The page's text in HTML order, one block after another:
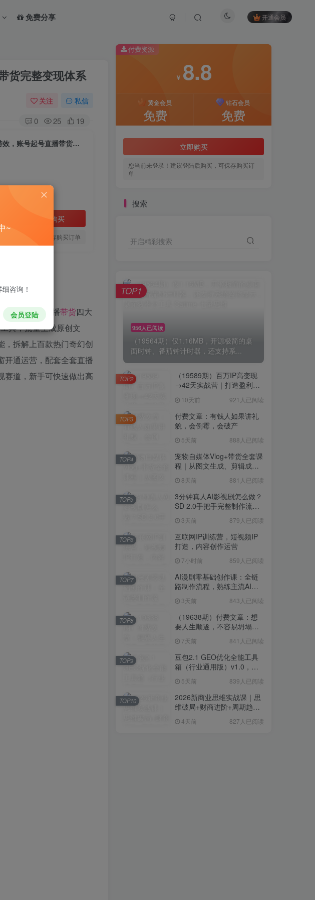
免费分享 开通会员
货完整变现体系
关注 私信
0 25 19
零基础AI短视频全能实战课：AI文案绘图特效，账号起号直播带货完整变现体系
立即购买
登陆后购买，可保存购买订单
账号运营、直播带货四大
具，批量生成原创文
，拆解上百款热门奇幻创
开通运营，配套全套直播
赛道，新手可快速做出高
付费资源
￥ 8.8
黄金会员
免费
钻石会员
免费
立即购买
您当前未登录！建议登陆后购买，可保存购买订
单
搜索
开启精彩搜索
956人已阅读
（19564期）仅1.16MB，开源极简的桌
面时钟、番茄钟计时器，还支持系...
TOP1
（19589期）百万IP高变现
→42天实战营｜打造盈利赚
域转化批量成交积累客户案
例
10天前 921人已阅读
TOP2
付费文章：有钱人如果讲礼
貌，会倒霉，会破产
5天前 888人已阅读
TOP3
宠物自媒体Vlog+带货全套课
程｜从图文生成、剪辑成片
8天前 881人已阅读
TOP4
3分钟真人AI影视剧怎么做？
SD 2.0手把手完整制作流程
无限生成
3天前 879人已阅读
TOP5
互联网IP训练营，短视频IP
打造，内容创作运营
7小时前 859人已阅读
TOP6
AI漫剧零基础创作课：全链
路制作流程，熟练主流AI工
3天前 843人已阅读
TOP7
（19638期）付费文章：想
要人生顺遂，不容易坍塌，
7天前 841人已阅读
TOP8
豆包2.1 GEO优化全能工具
箱（行业通用版）v1.0，会
景 5天前 839人已阅读
TOP9
2026新商业思维实战课｜思
维破局+财商进阶+周期趋势
度解析全体系
4天前 827人已阅读
TOP10
~
咨询！
会员登陆